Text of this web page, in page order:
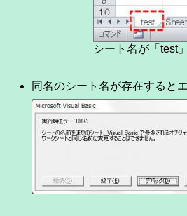
シート名が「test
同名のシート名が存在すると